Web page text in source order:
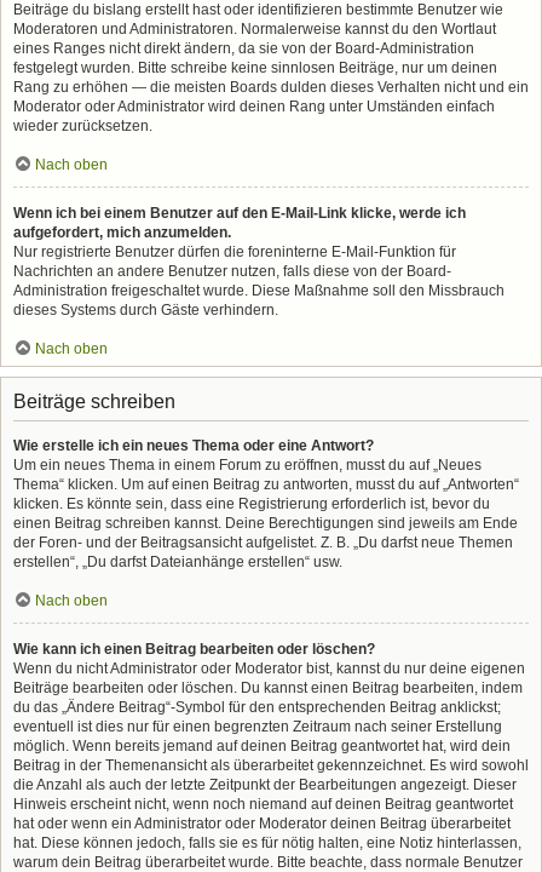
Beiträge du bislang erstellt hast oder identifizieren bestimmte Benutzer wie
Moderatoren und Administratoren. Normalerweise kannst du den Wortlaut
eines Ranges nicht direkt ändern, da sie von der Board-Administration
festgelegt wurden. Bitte schreibe keine sinnlosen Beiträge, nur um deinen
Rang zu erhöhen — die meisten Boards dulden dieses Verhalten nicht und ein
Moderator oder Administrator wird deinen Rang unter Umständen einfach
wieder zurücksetzen.
Nach oben
Wenn ich bei einem Benutzer auf den E-Mail-Link klicke, werde ich
aufgefordert, mich anzumelden.
Nur registrierte Benutzer dürfen die foreninterne E-Mail-Funktion für
Nachrichten an andere Benutzer nutzen, falls diese von der Board-
Administration freigeschaltet wurde. Diese Maßnahme soll den Missbrauch
dieses Systems durch Gäste verhindern.
Nach oben
Beiträge schreiben
Wie erstelle ich ein neues Thema oder eine Antwort?
Um ein neues Thema in einem Forum zu eröffnen, musst du auf „Neues
Thema“ klicken. Um auf einen Beitrag zu antworten, musst du auf „Antworten“
klicken. Es könnte sein, dass eine Registrierung erforderlich ist, bevor du
einen Beitrag schreiben kannst. Deine Berechtigungen sind jeweils am Ende
der Foren- und der Beitragsansicht aufgelistet. Z. B. „Du darfst neue Themen
erstellen“, „Du darfst Dateianhänge erstellen“ usw.
Nach oben
Wie kann ich einen Beitrag bearbeiten oder löschen?
Wenn du nicht Administrator oder Moderator bist, kannst du nur deine eigenen
Beiträge bearbeiten oder löschen. Du kannst einen Beitrag bearbeiten, indem
du das „Ändere Beitrag“-Symbol für den entsprechenden Beitrag anklickst;
eventuell ist dies nur für einen begrenzten Zeitraum nach seiner Erstellung
möglich. Wenn bereits jemand auf deinen Beitrag geantwortet hat, wird dein
Beitrag in der Themenansicht als überarbeitet gekennzeichnet. Es wird sowohl
die Anzahl als auch der letzte Zeitpunkt der Bearbeitungen angezeigt. Dieser
Hinweis erscheint nicht, wenn noch niemand auf deinen Beitrag geantwortet
hat oder wenn ein Administrator oder Moderator deinen Beitrag überarbeitet
hat. Diese können jedoch, falls sie es für nötig halten, eine Notiz hinterlassen,
warum dein Beitrag überarbeitet wurde. Bitte beachte, dass normale Benutzer